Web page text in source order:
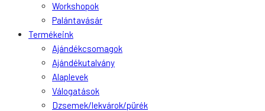
Workshopok
Palántavásár
Termékeink
Ajándékcsomagok
Ajándékutalvány
Alaplevek
Válogatások
Dzsemek/lekvárok/pürék